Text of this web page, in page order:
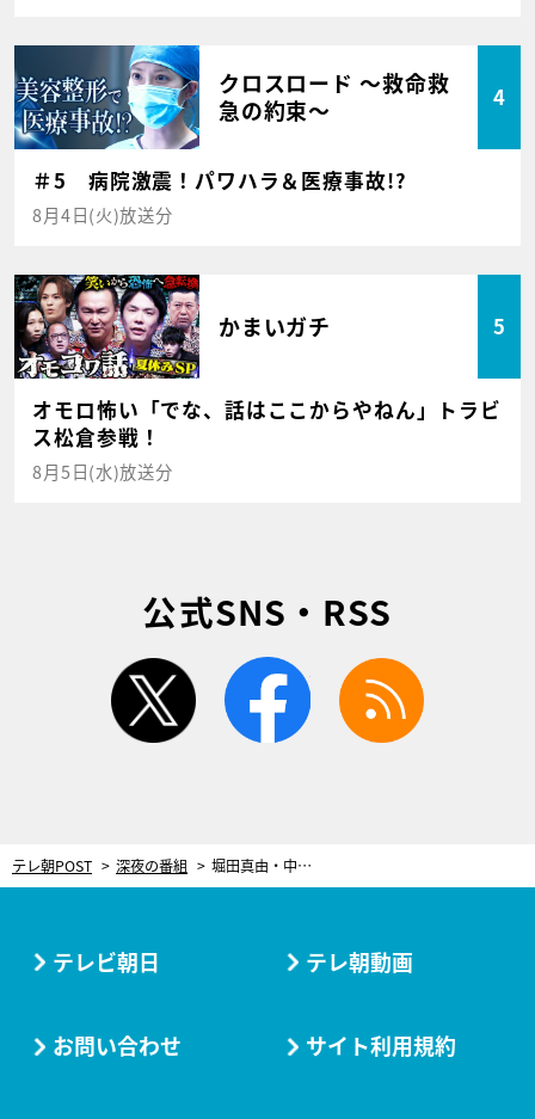
クロスロード ～救命救
急の約束～
4
＃5 病院激震！パワハラ＆医療事故!?
8月4日(火)放送分
かまいガチ 5
オモロ怖い「でな、話はここからやねん」トラビ
ス松倉参戦！
8月5日(水)放送分
公式SNS・RSS
twitter facebook
テレ朝POST 深夜の番組 堀田真由・中川知香・柳ゆり菜…ドラマ『べしゃり暮らし』に追加キャストが続々！
テレビ朝日 テレ朝動画
お問い合わせ サイト利用規約